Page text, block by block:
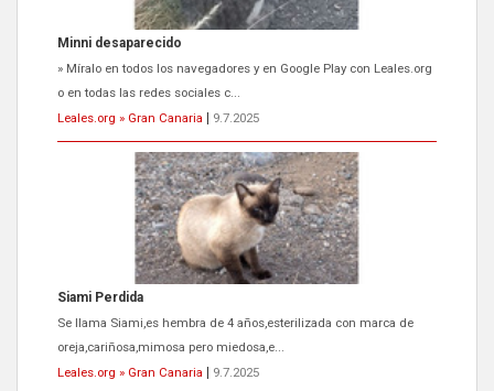
Siami Perdida
Se llama Siami,es hembra de 4 años,esterilizada con marca de
oreja,cariñosa,mimosa pero miedosa,e...
Leales.org » Gran Canaria
9.7.2025
ADOPCIÓN URGENTE GATA TEROR GRAN CANARIA
El ayuntamiento se va a llevar a Los Gatos callejeros de la zona los
próximos días, ella incluida...
Leales.org » Gran Canaria
9.7.2025